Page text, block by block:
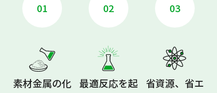
01
素材金属の化
02
最適反応を起
03
省資源、省エ